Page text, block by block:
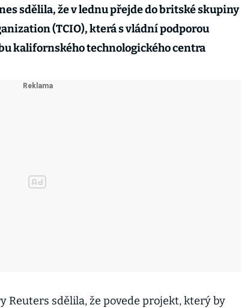
sdělila, že v lednu přejde do britské skupiny
(TCIO), která s vládní podporou
kalifornského technologického centra
Reuters sdělila, že povede projekt, který by